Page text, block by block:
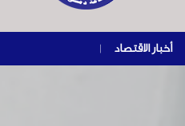
أخبار الاقتصاد |